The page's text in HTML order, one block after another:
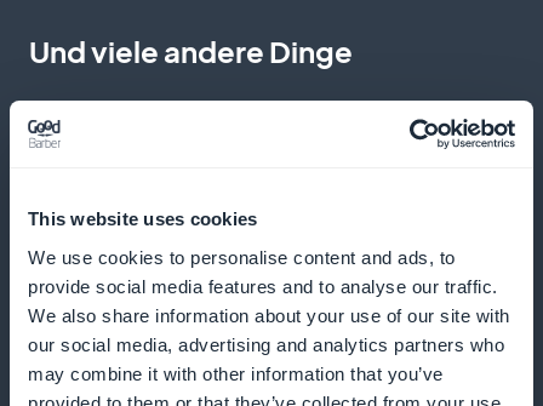
This website uses cookies
We use cookies to personalise content and ads, to
provide social media features and to analyse our traffic.
We also share information about your use of our site with
our social media, advertising and analytics partners who
may combine it with other information that you’ve
Und viele andere Dinge
Workshops und Webinare
Nehmen Sie an Workshops und Webinaren teil, in
denen Sie Ihre Schreib- und Marketingtechniken